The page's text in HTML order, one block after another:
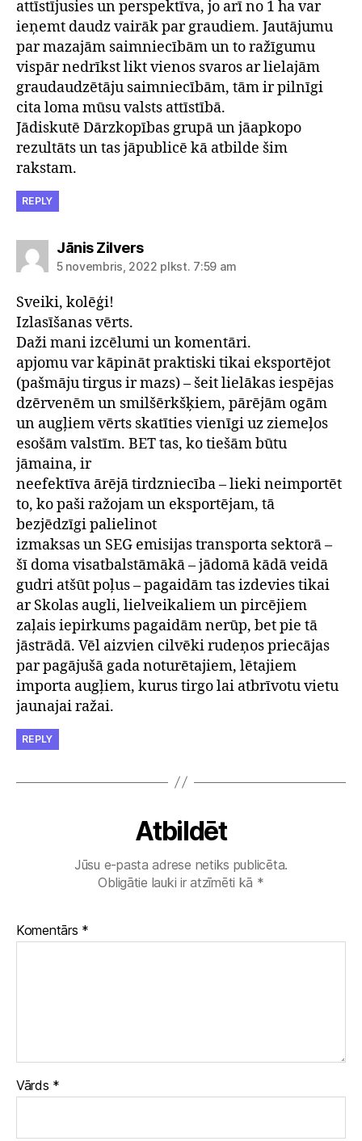
attīstījusies un perspektīva, jo arī no 1 ha var
ieņemt daudz vairāk par graudiem. Jautājumu
par mazajām saimniecībām un to ražīgumu
vispār nedrīkst likt vienos svaros ar lielajām
graudaudzētāju saimniecībām, tām ir pilnīgi
cita loma mūsu valsts attīstībā.
Jādiskutē Dārzkopības grupā un jāapkopo
rezultāts un tas jāpublicē kā atbilde šim
rakstam.
REPLY
Jānis Zilverssaka:
5 novembris, 2022 plkst. 7:59 am
Sveiki, kolēģi!
Izlasīšanas vērts.
Daži mani izcēlumi un komentāri.
apjomu var kāpināt praktiski tikai eksportējot
(pašmāju tirgus ir mazs) – šeit lielākas iespējas
dzērvenēm un smilšērkšķiem, pārējām ogām
un augļiem vērts skatīties vienīgi uz ziemeļos
esošām valstīm. BET tas, ko tiešām būtu
jāmaina, ir
neefektīva ārējā tirdzniecība – lieki neimportēt
to, ko paši ražojam un eksportējam, tā
bezjēdzīgi palielinot
izmaksas un SEG emisijas transporta sektorā –
šī doma visatbalstāmākā – jādomā kādā veidā
gudri atšūt poļus – pagaidām tas izdevies tikai
ar Skolas augli, lielveikaliem un pircējiem
zaļais iepirkums pagaidām nerūp, bet pie tā
jāstrādā. Vēl aizvien cilvēki rudeņos priecājas
par pagājušā gada noturētajiem, lētajiem
importa augļiem, kurus tirgo lai atbrīvotu vietu
jaunajai ražai.
REPLY
Atbildēt
Jūsu e-pasta adrese netiks publicēta.
Obligātie lauki ir atzīmēti kā *
Komentārs *
Vārds *